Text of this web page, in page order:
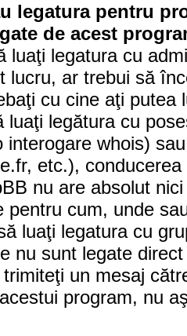
legatura pentru
de acest
luaţi legatura cu
lucru, ar trebui să
cu cine aţi putea
luaţi legătura cu
interogare whois)
etc.),
nu are absolut
pentru cum, unde
luaţi legatura cu
nu sunt legate
un mesaj
program, nu